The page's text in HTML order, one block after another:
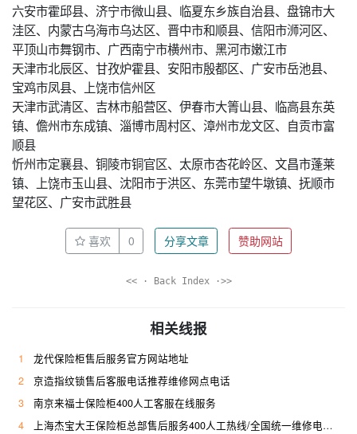
六安市霍邱县、济宁市微山县、临夏东乡族自治县、盘锦市大
洼区、内蒙古乌海市乌达区、晋中市和顺县、信阳市浉河区、
平顶山市舞钢市、广西南宁市横州市、黑河市嫩江市
天津市北辰区、甘孜炉霍县、安阳市殷都区、广安市岳池县、
宝鸡市凤县、上饶市信州区
天津市武清区、吉林市船营区、伊春市大箐山县、临高县东英
镇、儋州市东成镇、淄博市周村区、漳州市龙文区、自贡市富
顺县
忻州市定襄县、铜陵市铜官区、太原市杏花岭区、文昌市蓬莱
镇、上饶市玉山县、沈阳市于洪区、东莞市望牛墩镇、抚顺市
望花区、广安市武胜县
喜欢 0 分享文章 赞助网站
<< · Back Index ·>>
相关线报
1
龙代保险柜售后服务官方网站地址
2
京造指纹锁售后客服电话推荐维修网点电话
3
南京来福士保险柜400人工客服在线服务
4
上海杰宝大王保险柜总部售后服务400人工热线/全国统一维修电话是多少